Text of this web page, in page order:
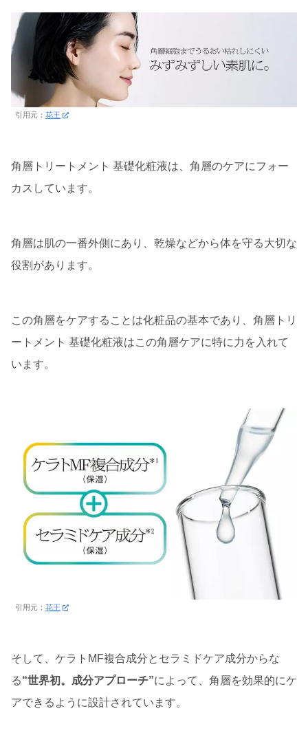
引用元： 花王
角層トリートメント 基礎化粧液は、角層のケアにフォー
カスしています。
角層は肌の一番外側にあり、乾燥などから体を守る大切な
役割があります。
この角層をケアすることは化粧品の基本であり、角層トリ
ートメント 基礎化粧液はこの角層ケアに特に力を入れて
います。
引用元： 花王
そして、ケラトMF複合成分とセラミドケア成分からな
る“世界初。成分アプローチ”によって、角層を効果的にケ
アできるように設計されています。